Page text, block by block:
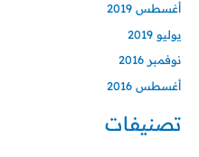
أغسطس 2019
يوليو 2019
نوفمبر 2016
أغسطس 2016
تصنيفات